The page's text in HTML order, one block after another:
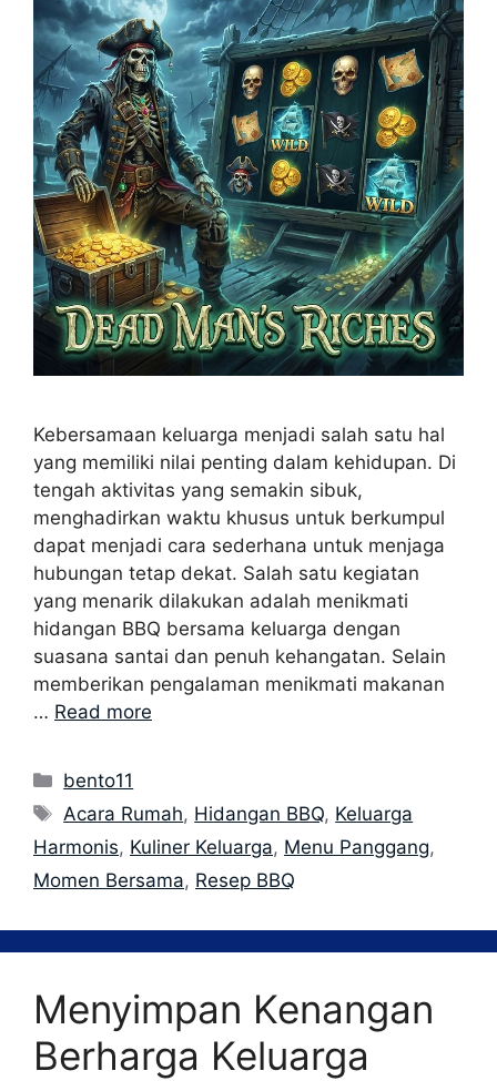
Kebersamaan keluarga menjadi salah satu hal
yang memiliki nilai penting dalam kehidupan. Di
tengah aktivitas yang semakin sibuk,
menghadirkan waktu khusus untuk berkumpul
dapat menjadi cara sederhana untuk menjaga
hubungan tetap dekat. Salah satu kegiatan
yang menarik dilakukan adalah menikmati
hidangan BBQ bersama keluarga dengan
suasana santai dan penuh kehangatan. Selain
memberikan pengalaman menikmati makanan
… Read more
Categories
bento11
Tags
Acara Rumah, Hidangan BBQ, Keluarga
Harmonis, Kuliner Keluarga, Menu Panggang,
Momen Bersama, Resep BBQ
Menyimpan Kenangan
Berharga Keluarga